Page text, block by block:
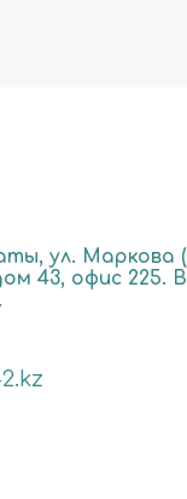
ул. Маркова
43, офис 225.